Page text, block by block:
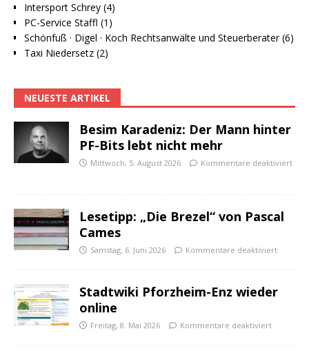
Intersport Schrey (4)
PC-Service Staffl (1)
Schönfuß · Digel · Koch Rechtsanwälte und Steuerberater (6)
Taxi Niedersetz (2)
NEUESTE ARTIKEL
Besim Karadeniz: Der Mann hinter
PF-Bits lebt nicht mehr
Mittwoch, 5. August 2026 Kommentare deaktiviert
Lesetipp: „Die Brezel“ von Pascal
Cames
Samstag, 6. Juni 2026 Kommentare deaktiviert
Stadtwiki Pforzheim-Enz wieder
online
Freitag, 8. Mai 2026 Kommentare deaktiviert